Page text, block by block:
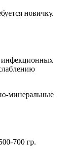
новичку.
инфекционных
минеральные
700 гр.